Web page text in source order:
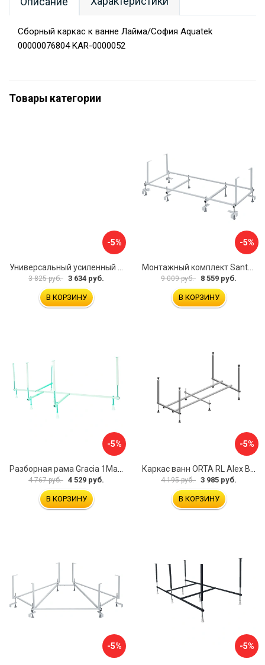
Сборный каркас к ванне Лайма/София Aquatek
00000076804 KAR-0000052
Товары категории
-5%
3 825 руб. 3 634 руб.
В КОРЗИНУ
-5%
9 009 руб. 8 559 руб.
В КОРЗИНУ
-5%
Разборная рама Gracia 1Marka 170 03гр1710
4 767 руб. 4 529 руб.
В КОРЗИНУ
-5%
Каркас ванн ORTA RL Alex Baitler KSO15
4 195 руб. 3 985 руб.
В КОРЗИНУ
-5% -5%